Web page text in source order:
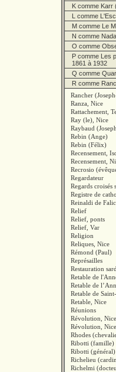
K comme Karr
L comme
M comme Le
N comme
O comme
P comme Les
1861 à 1932
Q comme
R comme
Rancher
Ranza, Nice
Rattachement,
Ray (le), Nice
Raybaud
Rebin (Ange)
Rebin (Félix)
Recensement,
Recensement,
Recrosio
Regardateur
Regards croisés
Registre de
Reinaldi de
Relief
Relief, ponts
Relief, Var
Religion
Reliques, Nice
Rémond (Paul)
Représailles
Restauration
Retable de
Retable de
Retable de
Retable, Nice
Réunions
Révolution, Nice
Révolution,
Rhodes
Ribotti (famille)
Ribotti (général)
Richelieu
Richelmi